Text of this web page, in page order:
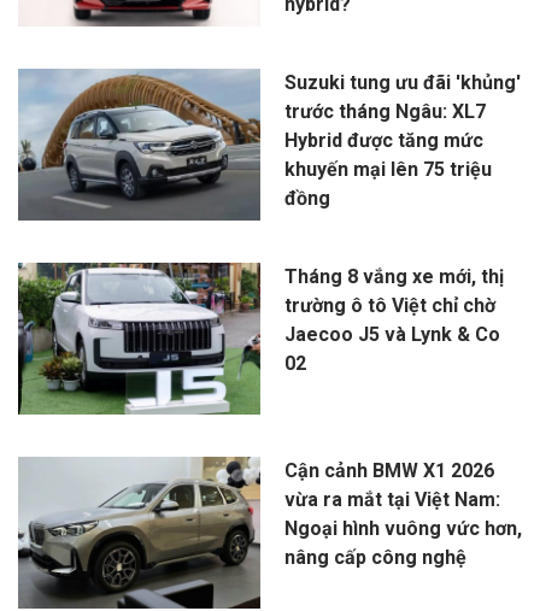
Suzuki tung ưu đãi 'khủng'
trước tháng Ngâu: XL7
Hybrid được tăng mức
khuyến mại lên 75 triệu
đồng
Tháng 8 vắng xe mới, thị
trường ô tô Việt chỉ chờ
Jaecoo J5 và Lynk & Co
02
Cận cảnh BMW X1 2026
vừa ra mắt tại Việt Nam:
Ngoại hình vuông vức hơn,
nâng cấp công nghệ